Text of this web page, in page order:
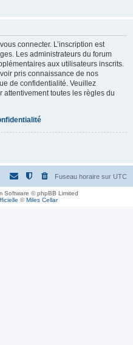
connecter. L’inscription est
Les administrateurs du forum
aux utilisateurs inscrits.
pris connaissance de nos
de confidentialité. Veuillez
toutes les règles du
Fuseau horaire sur UTC
Software © phpBB Limited
©Miles Cellar